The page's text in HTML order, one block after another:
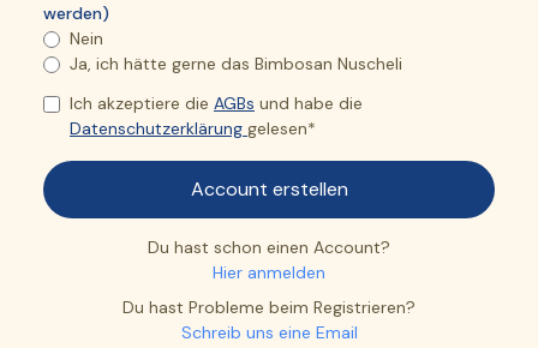
werden)
Nein
Ja, ich hätte gerne das Bimbosan Nuscheli
Ich akzeptiere die AGBs und habe die
Datenschutzerklärung gelesen*
Du hast schon einen Account?
Hier anmelden
Du hast Probleme beim Registrieren?
Schreib uns eine Email